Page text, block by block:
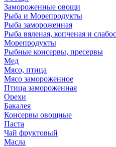
Замороженные овощи
Рыба и Морепродукты
Рыба замороженная
Рыба вяленая, копченая и
Морепродукты
Рыбные консервы, пресервы
Мед
Мясо, птица
Мясо замороженное
Птица замороженная
Орехи
Бакалея
Консервы овощные
Паста
Чай фруктовый
Масла